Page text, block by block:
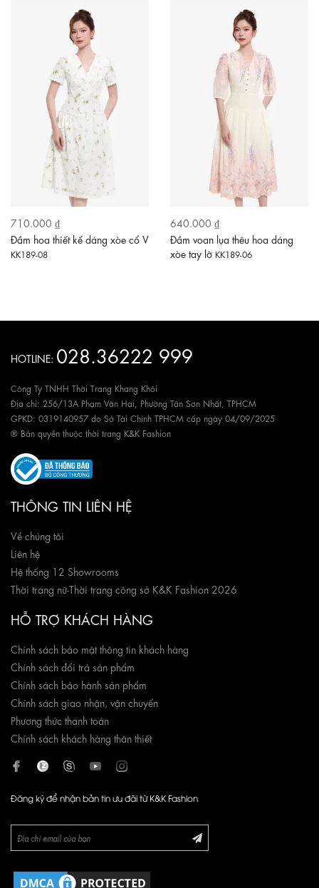
710.000 ₫
Đầm hoa thiết kế dáng xòe cổ V
KK189-08
640.000 ₫
Đầm voan lụa thêu hoa dáng
xòe tay lỡ KK189-06
HOTLINE: 028.36222 999
Công Ty TNHH Thời Trang Khang Khôi
Địa chỉ: 256/13A Phạm Văn Hai, Phường Tân Sơn Nhất, TPHCM
GPKD: 0319140957 do Sở Tài Chính TPHCM cấp ngày 04/09/2025
® Bản quyền thuộc thời trang K&K Fashion
THÔNG TIN LIÊN HỆ
Về chúng tôi
Liên hệ
Hệ thống 12 Showrooms
Thời trang nữ-Thời trang công sở K&K Fashion 2026
HỖ TRỢ KHÁCH HÀNG
Chính sách bảo mật thông tin khách hàng
Chính sách đổi trả sản phẩm
Chính sách bảo hành sản phẩm
Chính sách giao nhận, vận chuyển
Phương thức thanh toán
Chính sách khách hàng thân thiết
Đăng ký để nhận bản tin ưu đãi từ K&K Fashion